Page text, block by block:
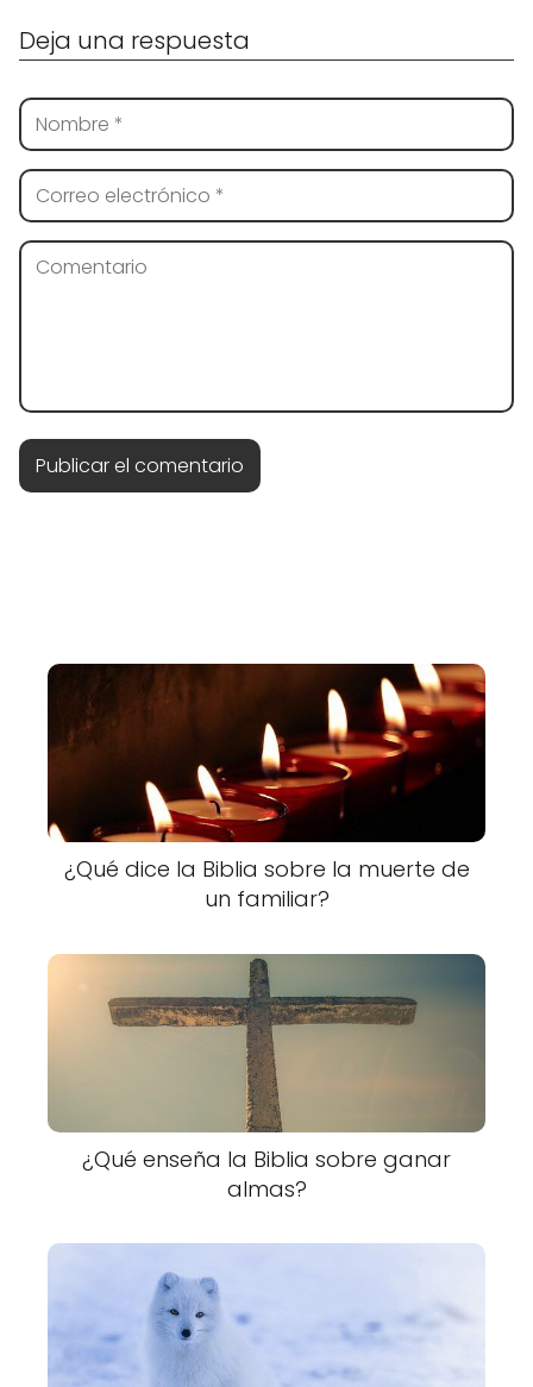
Deja una respuesta
¿Qué dice la Biblia sobre la muerte de
un familiar?
¿Qué enseña la Biblia sobre ganar
almas?